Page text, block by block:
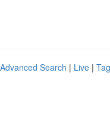
Advanced Search | Live |